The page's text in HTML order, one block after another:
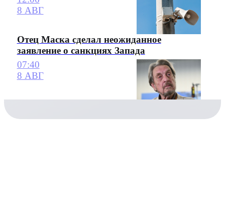
8 АВГ
Отец Маска сделал неожиданное
заявление о санкциях Запада
07:40
8 АВГ